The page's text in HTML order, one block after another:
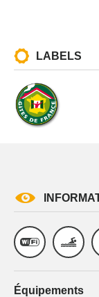
LABELS
Équipements